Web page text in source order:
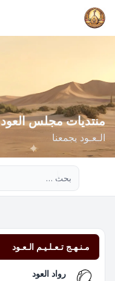
منتديات مجلس العود
الـعـود يجمعنا
مـنـهـج تـعـلـيـم الـعـود
رواد العود